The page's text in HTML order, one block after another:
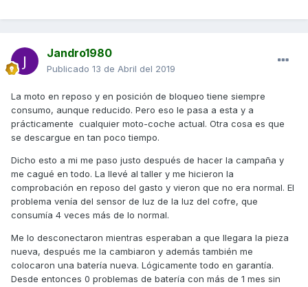
Jandro1980
Publicado 13 de Abril del 2019
La moto en reposo y en posición de bloqueo tiene siempre
consumo, aunque reducido. Pero eso le pasa a esta y a
prácticamente cualquier moto-coche actual. Otra cosa es que
se descargue en tan poco tiempo.
Dicho esto a mi me paso justo después de hacer la campaña y
me cagué en todo. La llevé al taller y me hicieron la
comprobación en reposo del gasto y vieron que no era normal. El
problema venía del sensor de luz de la luz del cofre, que
consumía 4 veces más de lo normal.
Me lo desconectaron mientras esperaban a que llegara la pieza
nueva, después me la cambiaron y además también me
colocaron una batería nueva. Lógicamente todo en garantía.
Desde entonces 0 problemas de batería con más de 1 mes sin